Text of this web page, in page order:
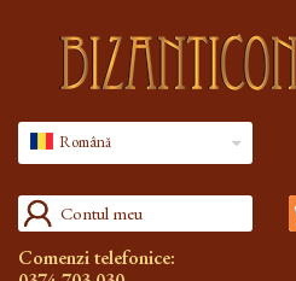
Română
Contul meu
Comenzi telefonice: